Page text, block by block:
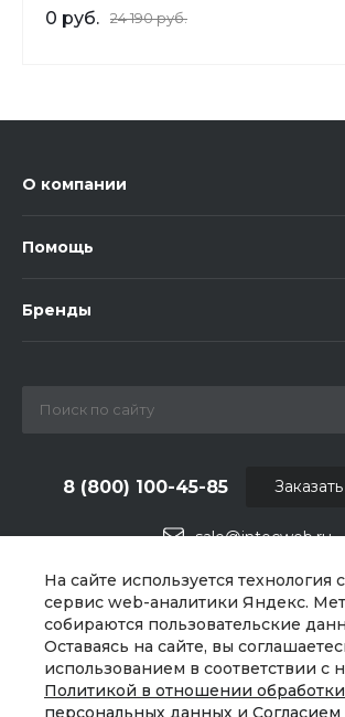
На сайте используется технология
сервис web-аналитики Яндекс.
собираются пользовательские
Оставаясь на сайте, вы
использованием в соответствии с
Политикой в отношении обработки
персональных данных и Согласием
0 руб. 24 190 руб.
О компании
Помощь
Бренды
sale@intecweb.ru
8 (800) 100-45-85
г. Челябинск, ул.Свободы,